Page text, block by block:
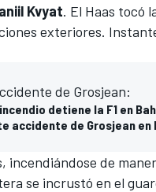
Kvyat. El Haas tocó
exteriores.
de Grosjean:
detiene la F1 en
accidente de Grosjean en
incendiándose de
se incrustó en el